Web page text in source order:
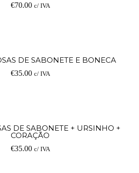
€70.00 c/ IVA
DE SABONETE E BONECA
€35.00 c/ IVA
DE SABONETE + URSINHO +
CORAÇÃO
€35.00 c/ IVA